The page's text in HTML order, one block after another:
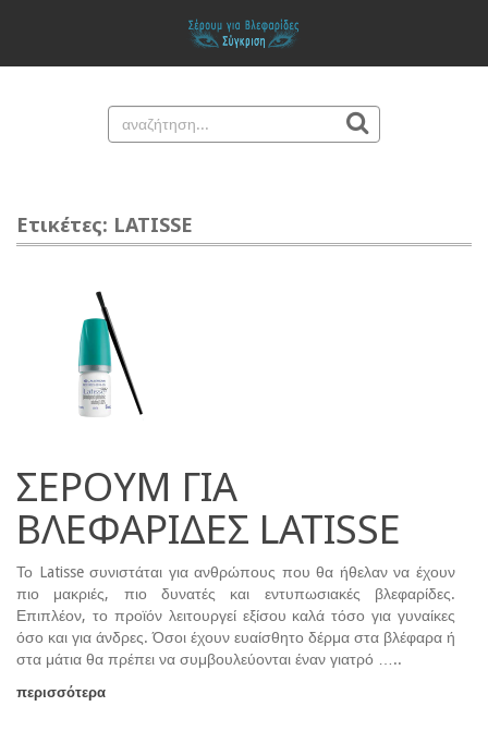
Ετικέτες: LATISSE
ΣΕΡΟΥΜ ΓΙΑ
ΒΛΕΦΑΡΙΔΕΣ LATISSE
Το Latisse συνιστάται για ανθρώπους που θα ήθελαν να έχουν
πιο μακριές, πιο δυνατές και εντυπωσιακές βλεφαρίδες.
Επιπλέον, το προϊόν λειτουργεί εξίσου καλά τόσο για γυναίκες
όσο και για άνδρες. Όσοι έχουν ευαίσθητο δέρμα στα βλέφαρα ή
στα μάτια θα πρέπει να συμβουλεύονται έναν γιατρό …..
περισσότερα